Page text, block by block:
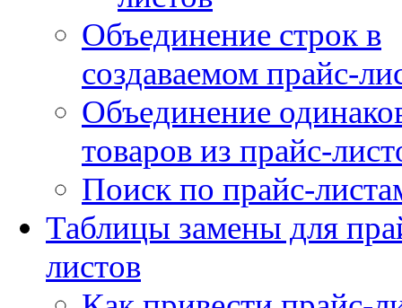
Объединение строк в
создаваемом прайс-
Объединение
товаров из прайс-
Поиск по прайс-
Таблицы замены для
листов